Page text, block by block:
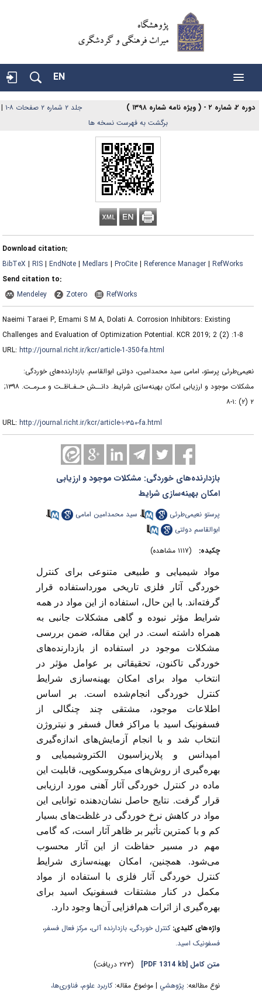
EN
دوره ۲، شماره ۲ - ( ویژه نامه شماره ۱۳۹۸ ) جلد ۲ شماره ۲ صفحات ۸-۱
|
برگشت به فهرست نسخه ها
Download citation:
BibTeX |RIS |EndNote |Medlars |ProCite |Reference Manager |RefWorks
Send citation to:
Mendeley
Zotero RefWorks
Naeimi Taraei P, Emami S M A, Dolati A. Corrosion Inhibitors: Existing
Challenges and Evaluation of Optimization Potential. KCR 2019; 2 (2) :1-8
URL:http://journal.richt.ir/kcr/article-1-350-fa.html
نعیمی‌طرئی پرستو، امامی سید محمدامین، دولتی ابوالقاسم. بازدارنده‌های خوردگی:
مشکلات موجود و ارزیابی امکان بهینه‌سازی شرایط. دانــش حـفـاظـت و مـرمـت. ۱۳۹۸;
URL:http://journal.richt.ir/kcr/article-۱-۳۵۰-fa.html
بازدارنده‌های خوردگی: مشکلات موجود و ارزیابی
امکان بهینه‌سازی شرایط
پرستو نعیمی‌طرئی ،سید محمدامین امامی
،
ابوالقاسم دولتی
چکیده:
مواد شیمیایی و طبیعی متنوعی برای کنترل
خوردگی آثار فلزی تاریخی مورداستفاده قرار
گرفته‌اند. با این حال، استفاده از این مواد در همه
شرایط مؤثر نبوده و گاهی مشکلات جانبی به
همراه داشته است. در این مقاله، ضمن بررسی
مشکلات موجود در استفاده از بازدارنده‌های
خوردگی تاکنون، تحقیقاتی بر عوامل مؤثر در
انتخاب مواد برای امکان بهینه‌سازی شرایط
کنترل خوردگی انجام‌شده است. بر اساس
اطلاعات موجود، مشتقی چند چنگالی از
فسفونیک اسید با مراکز فعال فسفر و نیتروژن
انتخاب شد و با انجام آزمایش‌های اندازه‌گیری
امپدانس و پلاریزاسیون الکتروشیمیایی و
بهره‌گیری از روش‌های میکروسکوپی، قابلیت این
ماده در کنترل خوردگی آثار آهنی مورد ارزیابی
قرار گرفت. نتایج حاصل نشان‌دهنده توانایی این
مواد در کاهش نرخ خوردگی در غلظت‌های بسیار
کم و با کمترین تأثیر بر ظاهر آثار است، که گامی
مهم در مسیر حفاظت از این آثار محسوب
می‌شود. همچنین، امکان بهینه‌سازی شرایط
کنترل خوردگی آثار فلزی با استفاده از مواد
مکمل در کنار مشتقات فسفونیک اسید برای
بهره‌گیری از اثرات هم‌افزایی آن‌ها وجود دارد.
واژه‌های کلیدی:کنترل خوردگی،بازدارنده آلی،مرکز فعال فسفر،
فسفونیک اسید.
متن کامل[PDF 1314 kb]
نوع مطالعه:پژوهشي| موضوع مقاله:کاربرد علوم، فناوری‌ها،